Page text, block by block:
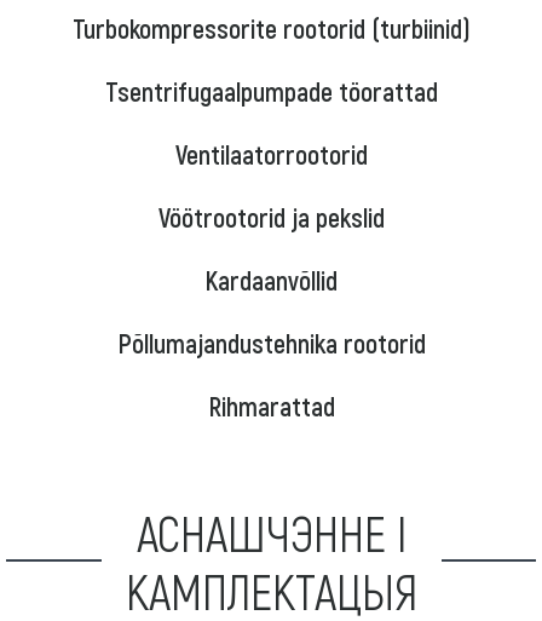
Turbokompressorite rootorid (turbiinid)
Tsentrifugaalpumpade töorattad
Ventilaatorrootorid
Vöötrootorid ja pekslid
Kardaanvõllid
Põllumajandustehnika rootorid
Rihmarattad
АСНАШЧЭННЕ І
КАМПЛЕКТАЦЫЯ